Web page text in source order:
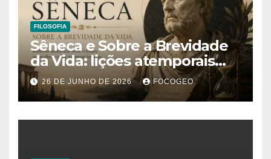
FILOSOFIA
Sêneca e Sobre a Brevidade
da Vida: lições atemporais
sobre o tempo, a felicidade e
o verdadeiro sentido da
existência
26 DE JUNHO DE 2026 FOCOGEO